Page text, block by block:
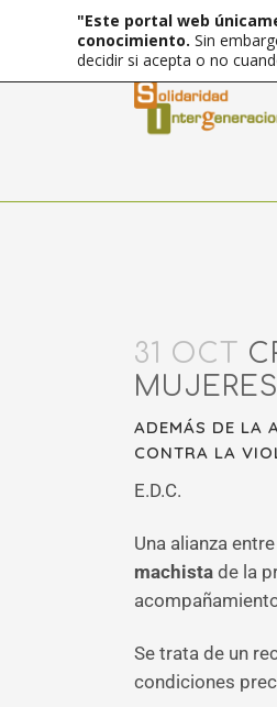
31 OCT
ADEMÁS DE LA
CONTRA LA
E.D.C.
Una alianza
machista de la
Se trata de un
condiciones
"Este portal web
conocimiento. Sin
decidir si acepta o no